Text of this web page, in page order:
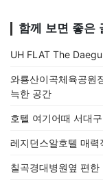
함께 보면 좋은
UH FLAT The
와룡산이곡체육공원
늑한 공간
호텔 여기어때 서대
레지던스알호텔 매력
칠곡경대병원옆 편